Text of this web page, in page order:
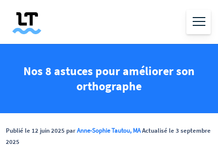
Nos 8 astuces pour améliorer son
orthographe
Publié le 12 juin 2025 parAnne-Sophie Tautou, MAActualisé le 3 septembre
2025